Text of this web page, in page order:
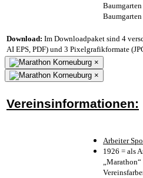
Download: Im Downloadpaket sind 4
AI EPS, PDF) und 3 Pixelgrafikformate
×
×
Vereinsinformationen:
Arbeiter
1926 = als